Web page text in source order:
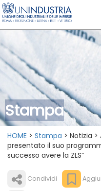
Stampa
HOME > Stampa > Notizia
presentato il suo
successo avere la ZLS”
Condividi